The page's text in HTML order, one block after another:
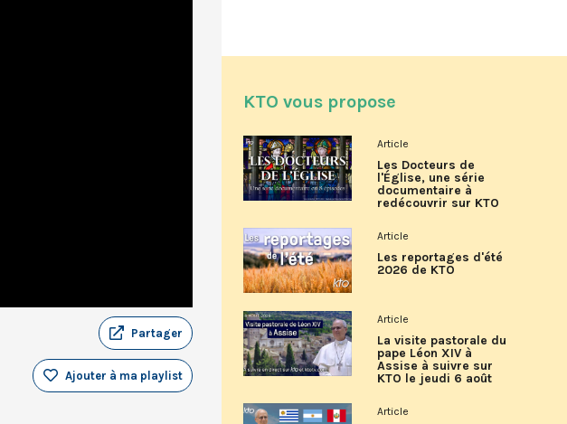
Partager
Ajouter à ma playlist
KTO vous propose
Article
Les Docteurs de
l'Église, une série
documentaire à
redécouvrir sur KTO
Article
Les reportages d'été
2026 de KTO
Article
La visite pastorale du
pape Léon XIV à
Assise à suivre sur
KTO le jeudi 6 août
Article